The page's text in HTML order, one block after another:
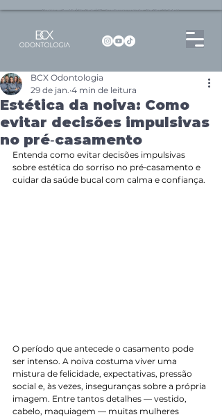
Dentista no Brooklin | São Paulo | SP Atendimento particular Rua Pitu, 72, Sala 65
Estética da noiva: Como
evitar decisões impulsivas
no pré‑casamento
BCX Odontologia
29 de jan. 4 min de leitura
Entenda como evitar decisões impulsivas
sobre estética do sorriso no pré‑casamento e
cuidar da saúde bucal com calma e confiança.
O período que antecede o casamento pode
ser intenso. A noiva costuma viver uma
mistura de felicidade, expectativas, pressão
social e, às vezes, inseguranças sobre a própria
imagem. Entre tantos detalhes — vestido,
cabelo, maquiagem — muitas mulheres